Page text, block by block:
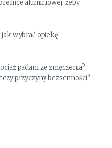
aluminiowej, żeby
wybrać opiekę
padam ze zmęczenia?
przyczyny bezsenności?